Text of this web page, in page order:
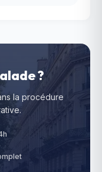
?
la procédure